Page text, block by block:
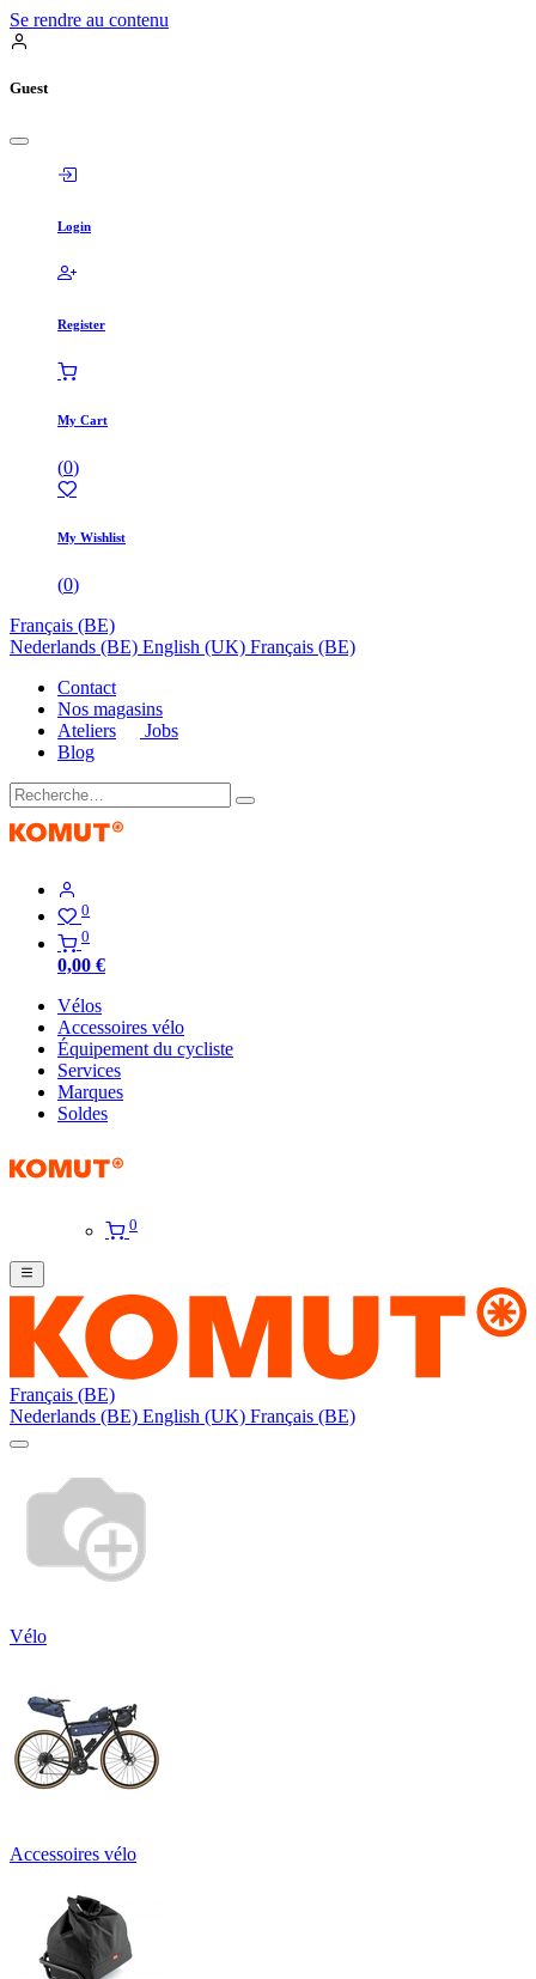
Se rendre au contenu
Guest
Login
Register
My Cart
(0)
My Wishlist
(0)
Français (BE)
Nederlands (BE) English (UK) Français (BE)
Contact
Nos magasins
Ateliers
Jobs
Blog
0
0
0,00 €
Vélos
Accessoires vélo
Équipement du cycliste
Services
Marques
Soldes
0
Français (BE)
Nederlands (BE) English (UK) Français (BE)
Vélo
Accessoires vélo